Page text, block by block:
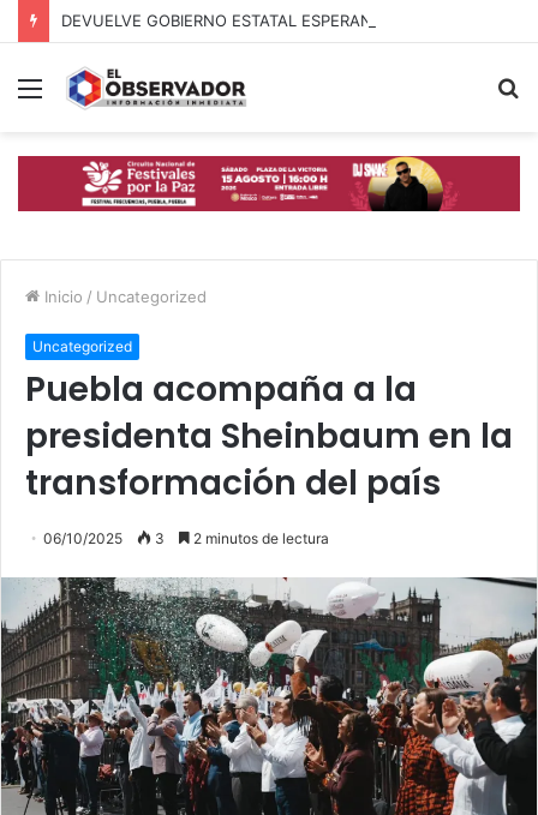
Menú
Inicio / Uncategorized
Uncategorized
Puebla acompaña a la
presidenta Sheinbaum en la
transformación del país
06/10/2025 3 2 minutos de lectura